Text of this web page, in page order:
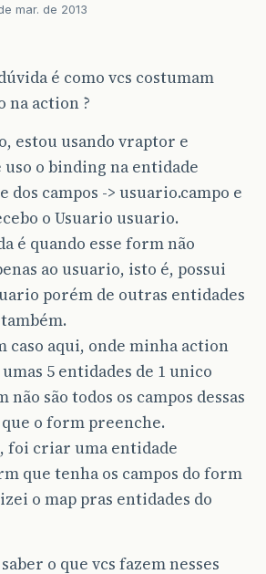
mar. de 2013
é como vcs costumam
na action ?
estou usando vraptor e
o binding na entidade
dos campos -> usuario.campo e
o Usuario usuario.
é quando esse form não
ao usuario, isto é, possui
porém de outras entidades
caso aqui, onde minha action
5 entidades de 1 unico
são todos os campos dessas
o form preenche.
foi criar uma entidade
que tenha os campos do form
o map pras entidades do
o que vcs fazem nesses